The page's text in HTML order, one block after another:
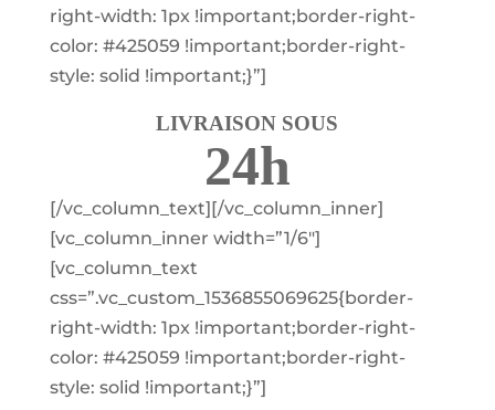
right-width: 1px !important;border-right-
color: #425059 !important;border-right-
style: solid !important;}”]
LIVRAISON SOUS
24h
[/vc_column_text][/vc_column_inner]
[vc_column_inner width=”1/6″]
[vc_column_text
css=”.vc_custom_1536855069625{border-
right-width: 1px !important;border-right-
color: #425059 !important;border-right-
style: solid !important;}”]